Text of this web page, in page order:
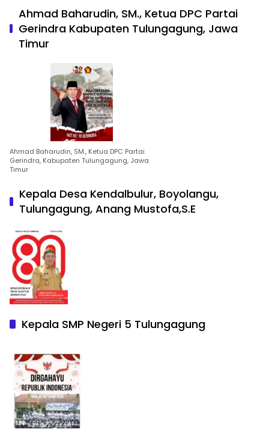
Ahmad Baharudin, SM., Ketua DPC Partai
Gerindra Kabupaten Tulungagung, Jawa
Timur
Ahmad Baharudin, SM., Ketua DPC Partai
Gerindra, Kabupaten Tulungagung, Jawa
Timur
Kepala Desa Kendalbulur, Boyolangu,
Tulungagung, Anang Mustofa,S.E
Kepala SMP Negeri 5 Tulungagung